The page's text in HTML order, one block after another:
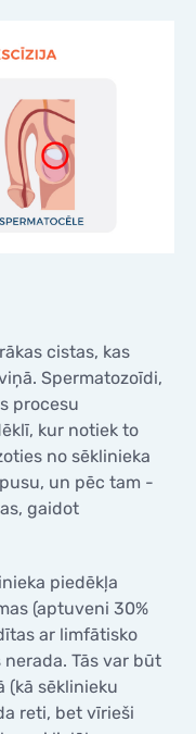
cistas, kas
Spermatozoīdi,
procesu
kur notiek to
no sēklinieka
un pēc tam -
gaidot
piedēkļa
(aptuveni 30%
ar limfātisko
Tās var būt
(kā sēklinieku
reti, bet vīrieši